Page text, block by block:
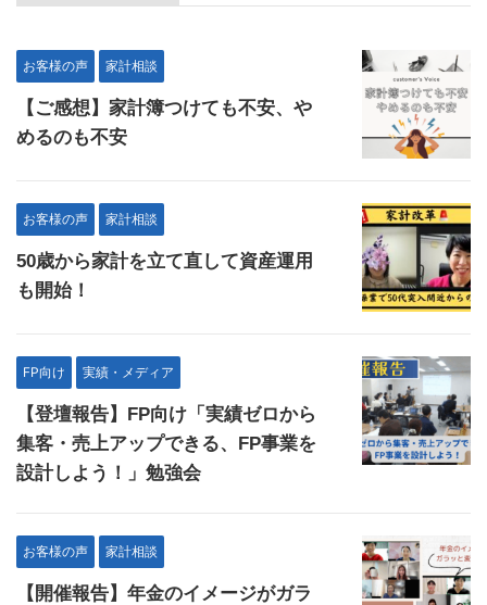
お客様の声 家計相談
【ご感想】家計簿つけても不安、や
めるのも不安
お客様の声 家計相談
50歳から家計を立て直して資産運用
も開始！
FP向け 実績・メディア
【登壇報告】FP向け「実績ゼロから
集客・売上アップできる、FP事業を
設計しよう！」勉強会
お客様の声 家計相談
【開催報告】年金のイメージがガラ